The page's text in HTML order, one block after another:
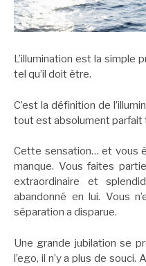
L’illumination est la
tel qu’il doit être.
C’est la définition de
tout est absolument parfait
Cette sensation… et vous
manque. Vous faites
extraordinaire et
abandonné en lui. Vous
séparation a disparue.
Une grande jubilation se
l’ego, il n’y a plus de souci.